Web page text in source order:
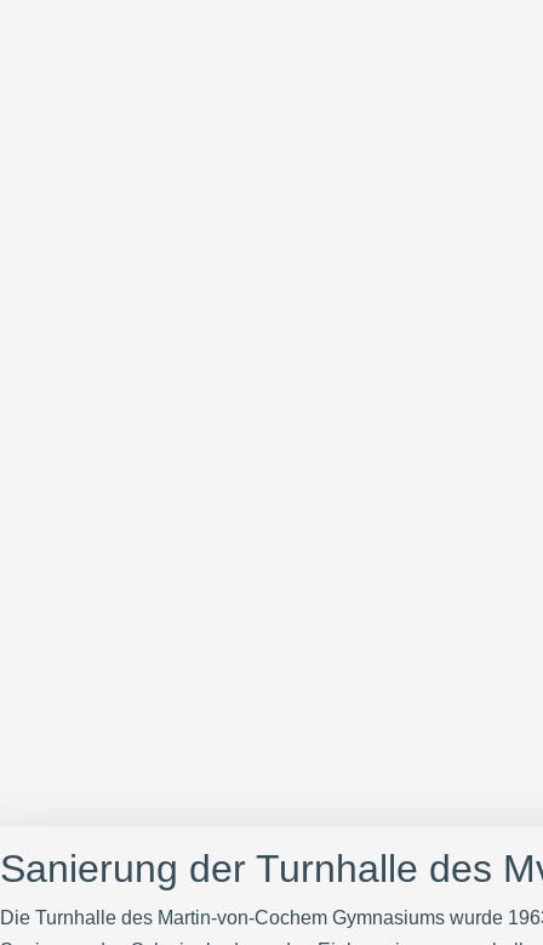
Sanierung der Turnhalle des
Die Turnhalle des Martin-von-Cochem Gymnasiums wurde